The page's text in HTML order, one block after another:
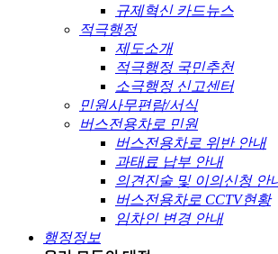
규제혁신 카드뉴스
적극행정
제도소개
적극행정 국민추천
소극행정 신고센터
민원사무편람/서식
버스전용차로 민원
버스전용차로 위반 안내
과태료 납부 안내
의견진술 및 이의신청 안
버스전용차로 CCTV현황
임차인 변경 안내
행정정보